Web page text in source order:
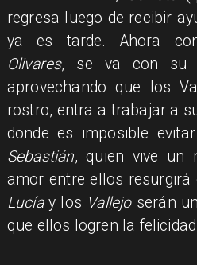
regresa luego de recibir
ya es tarde. Ahora
Olivares, se va con su
aprovechando que los
rostro, entra a trabajar a
donde es imposible
Sebastián, quien vive un
amor entre ellos
Lucíay los Vallejoserán
que ellos logren la